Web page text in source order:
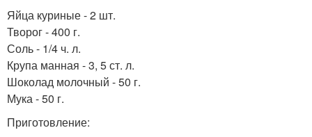
Яйца куриные - 2 шт.
Творог - 400 г.
Соль - 1/4 ч. л.
Крупа манная - 3, 5 ст. л.
Шоколад молочный - 50 г.
Мука - 50 г.
Приготовление: